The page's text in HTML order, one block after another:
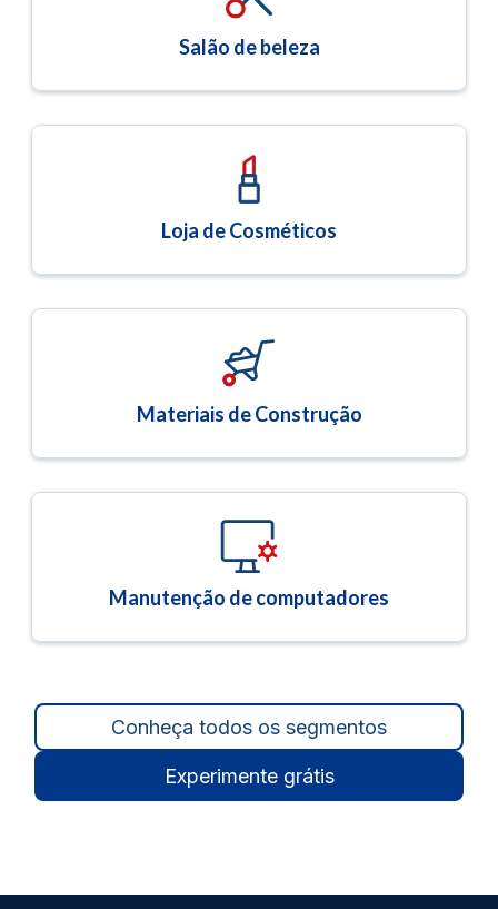
Salão de beleza
Loja de Cosméticos
Materiais de Construção
Manutenção de computadores
Conheça todos os segmentos
Experimente grátis